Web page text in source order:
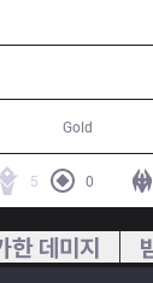
Gold
5 0
한 데미지